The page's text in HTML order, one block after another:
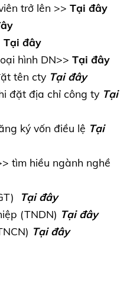
trở lên >> Tại đây
Tại đây
hình DN>> Tại đây
tên cty Tại đây
đặt địa chỉ công ty Tại
ký vốn điều lệ Tại
tìm hiều ngành nghề
Tại đây
(TNDN) Tại đây
Tại đây